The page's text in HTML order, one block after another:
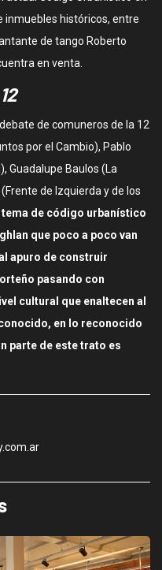
inmuebles históricos, entre
de tango Roberto
en venta.
de comuneros de la 12
por el Cambio), Pablo
Guadalupe Baulos (La
de Izquierda y de los
tema de código urbanístico
que poco a poco van
apuro de construir
pasando con
cultural que enaltecen al
en lo reconocido
parte de este trato es